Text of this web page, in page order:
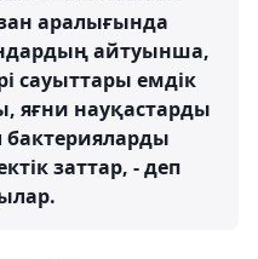
аралығында
айтуынша,
сауыттары емдік
яғни науқастарды
заттар, - деп